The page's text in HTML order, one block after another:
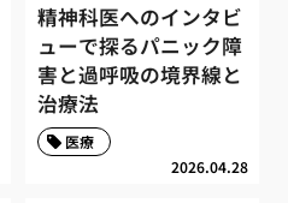
精神科医へのインタビ
ューで探るパニック障
害と過呼吸の境界線と
治療法
2026.04.28
医療